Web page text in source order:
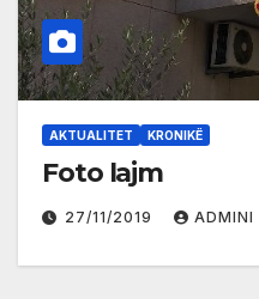
AKTUALITET KRONIKË
Foto lajm
27/11/2019 ADMINI